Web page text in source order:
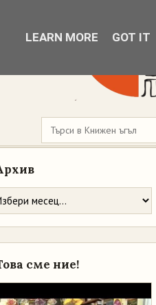
сме ние!
LEARN MORE GOT IT